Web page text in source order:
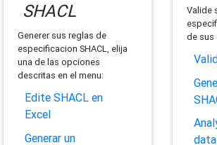
SHACL
Generer sus reglas de
especificacion SHACL, elija
una de las opciones
descritas en el menu:
Edite SHACL en
Excel
Generar un
Valide
de sus